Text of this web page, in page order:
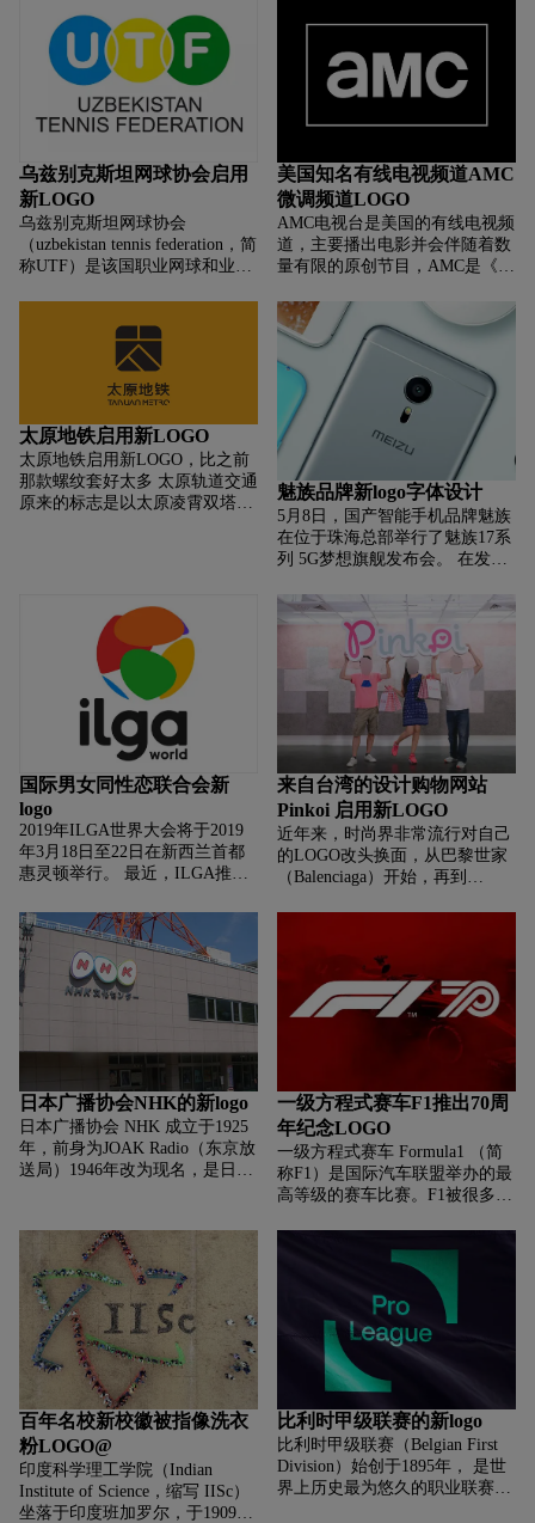
Fope的缩
乌兹别克斯坦网球协会启用
新LOGO
乌兹别克斯坦网球协会
（uzbekistan tennis federation，简
称UTF）是该国职业网球和业余
合会会员。 UTF负责所有乌兹别
美国知名有线电视频道AMC
微调频道LOGO
AMC电视台是美国的有线电视频
道，主要播出电影并会伴随着数
量有限的原创节目，AMC是《
Movie Classics）的简称，然而自
2002年起制作的节目不再强调这
一全称，目
太原地铁启用新LOGO
太原地铁启用新LOGO，比之前
那款螺纹套好太多 太原轨道交通
原来的标志是以太原凌霄双塔为
魅族品牌新logo字体设计
5月8日，国产智能手机品牌魅族
在位于珠海总部举行了魅族17系
列 5G梦想旗舰发布会。 在发布
5G旗舰手机产品。 该系列包含
魅族17以及魅族17 Pro 两个版
国际男女同性恋联合会新
logo
2019年ILGA世界大会将于2019
年3月18日至22日在新西兰首都
惠灵顿举行。 最近，ILGA推出
Vieira设计的全新品牌形象系
统。 国际男女同性恋联合会
（ILGA）成立于
来自台湾的设计购物网站
Pinkoi 启用新LOGO
近年来，时尚界非常流行对自己
的LOGO改头换面，从巴黎世家
（Balenciaga）开始，再到
换）等等。而在最近，又有一
日本广播协会NHK的新logo
日本广播协会 NHK 成立于1925
年，前身为JOAK Radio（东京放
送局）1946年改为现名，是日本
范围涵盖日本全境，并同时以多
一级方程式赛车F1推出70周
年纪念LOGO
一级方程式赛车 Formula1 （简
称F1）是国际汽车联盟举办的最
高等级的赛车比赛。F1被很多人
车往往 采用汽车界最先进的技
百年名校新校徽被指像洗衣
粉LOGO@
印度科学理工学院（Indian
Institute of Science，缩写 IISc）
坐落于印度班加罗尔，于1909年
比利时甲级联赛的新logo
比利时甲级联赛（Belgian First
Division）始创于1895年， 是世
界上历史最为悠久的职业联赛，